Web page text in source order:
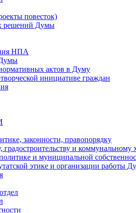
повесток)
решений Думы
НПА
актов в Думу
инициативе граждан
законности, правопорядку
градостроительству и коммунальному
и муниципальной
этике и организации работы